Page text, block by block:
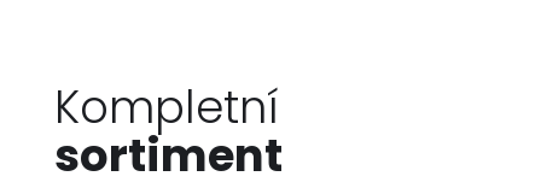
Kompletní
sortiment